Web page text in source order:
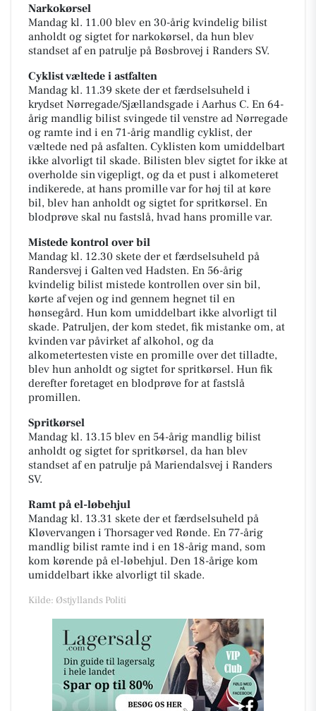
Narkokørsel
Mandag kl. 11.00 blev en 30-årig kvindelig bilist
anholdt og sigtet for narkokørsel, da hun blev
standset af en patrulje på Bøsbrovej i Randers SV.
Cyklist væltede i astfalten
Mandag kl. 11.39 skete der et færdselsuheld i
krydset Nørregade/Sjællandsgade i Aarhus C. En 64-
årig mandlig bilist svingede til venstre ad Nørregade
og ramte ind i en 71-årig mandlig cyklist, der
væltede ned på asfalten. Cyklisten kom umiddelbart
ikke alvorligt til skade. Bilisten blev sigtet for ikke at
overholde sin vigepligt, og da et pust i alkometeret
indikerede, at hans promille var for høj til at køre
bil, blev han anholdt og sigtet for spritkørsel. En
blodprøve skal nu fastslå, hvad hans promille var.
Mistede kontrol over bil
Mandag kl. 12.30 skete der et færdselsuheld på
Randersvej i Galten ved Hadsten. En 56-årig
kvindelig bilist mistede kontrollen over sin bil,
kørte af vejen og ind gennem hegnet til en
hønsegård. Hun kom umiddelbart ikke alvorligt til
skade. Patruljen, der kom stedet, fik mistanke om, at
kvinden var påvirket af alkohol, og da
alkometertesten viste en promille over det tilladte,
blev hun anholdt og sigtet for spritkørsel. Hun fik
derefter foretaget en blodprøve for at fastslå
promillen.
Spritkørsel
Mandag kl. 13.15 blev en 54-årig mandlig bilist
anholdt og sigtet for spritkørsel, da han blev
standset af en patrulje på Mariendalsvej i Randers
SV.
Ramt på el-løbehjul
Mandag kl. 13.31 skete der et færdselsuheld på
Kløvervangen i Thorsager ved Rønde. En 77-årig
mandlig bilist ramte ind i en 18-årig mand, som
kom kørende på el-løbehjul. Den 18-årige kom
umiddelbart ikke alvorligt til skade.
Kilde: Østjyllands Politi